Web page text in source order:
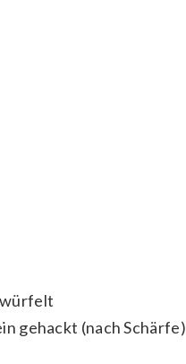
gehackt (nach Schärfe)